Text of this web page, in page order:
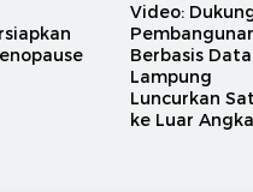
Video:
Berbasis
Lampung
Luncurkan
ke Luar